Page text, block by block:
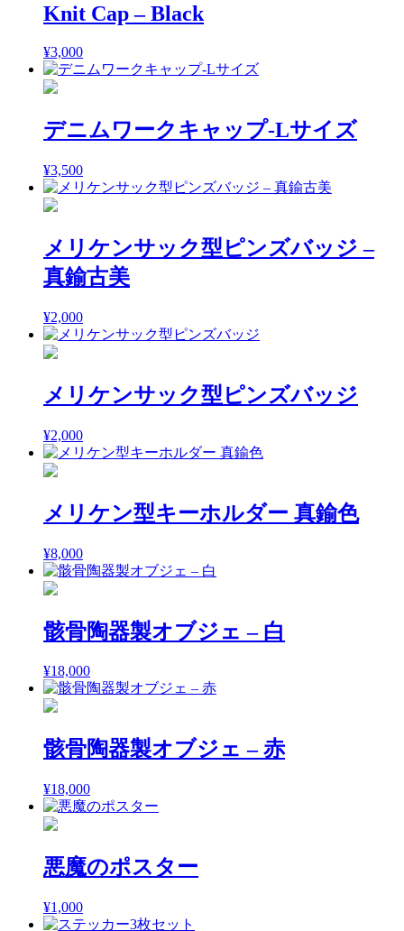
Knit Cap – Black
¥3,000
デニムワークキャップ-Lサイズ
¥3,500
メリケンサック型ピンズバッジ –
真鍮古美
¥2,000
メリケンサック型ピンズバッジ
¥2,000
メリケン型キーホルダー 真鍮色
¥8,000
骸骨陶器製オブジェ – 白
¥18,000
骸骨陶器製オブジェ – 赤
¥18,000
悪魔のポスター
¥1,000